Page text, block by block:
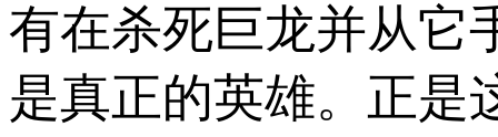
有在杀死巨龙并从它
是真正的英雄。正是